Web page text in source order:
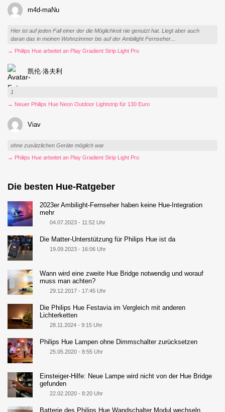
m4d-maNu
Hier ist auf jeden Fall einer der die Möglichkeit nie genutzt hat. Liegt aber auch
daran das in meinen Wohnzimmer bis auf der Ambilight Fernseher...
→ Philips Hue arbeitet an Play Gradient Strip Light Pro
凯伦·洛夫利
1
→ Neuer Philips Hue Neon Outdoor Lightstrip für 130 Euro
Viav
ohne zusätzlichen Geräte möglich war
→ Philips Hue arbeitet an Play Gradient Strip Light Pro
Die besten Hue-Ratgeber
2023er Ambilight-Fernseher haben keine Hue-Integration
mehr
04.07.2023 - 11:52 Uhr
Die Matter-Unterstützung für Philips Hue ist da
19.09.2023 - 16:06 Uhr
Wann wird eine zweite Hue Bridge notwendig und worauf
muss man achten?
29.12.2017 - 17:45 Uhr
Die Philips Hue Festavia im Vergleich mit anderen
Lichterketten
28.11.2024 - 9:15 Uhr
Philips Hue Lampen ohne Dimmschalter zurücksetzen
25.05.2020 - 8:55 Uhr
Einsteiger-Hilfe: Neue Lampe wird nicht von der Hue Bridge
gefunden
22.02.2020 - 8:20 Uhr
Batterie des Philips Hue Wandschalter Modul wechseln